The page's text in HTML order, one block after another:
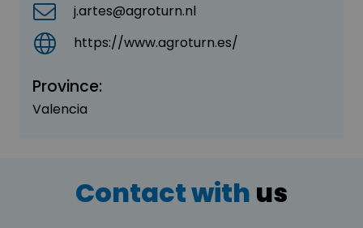
j.artes@agroturn.nl
https://www.agroturn.es/
Province:
Valencia
Contact with us